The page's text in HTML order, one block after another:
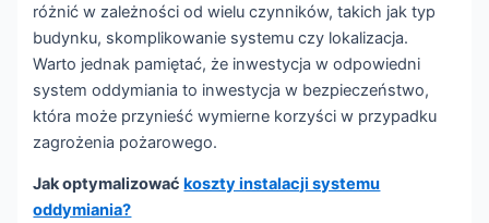
różnić w zależności od wielu czynników, takich jak typ
budynku, skomplikowanie systemu czy lokalizacja.
Warto jednak pamiętać, że inwestycja w odpowiedni
system oddymiania to inwestycja w bezpieczeństwo,
która może przynieść wymierne korzyści w przypadku
zagrożenia pożarowego.
Jak optymalizować koszty instalacji systemu
oddymiania?